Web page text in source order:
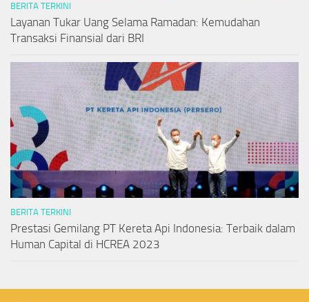
BERITA TERKINI
Layanan Tukar Uang Selama Ramadan: Kemudahan
Transaksi Finansial dari BRI
BERITA TERKINI
Prestasi Gemilang PT Kereta Api Indonesia: Terbaik dalam
Human Capital di HCREA 2023